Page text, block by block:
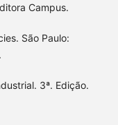
Campus.
São Paulo:
3ª. Edição.